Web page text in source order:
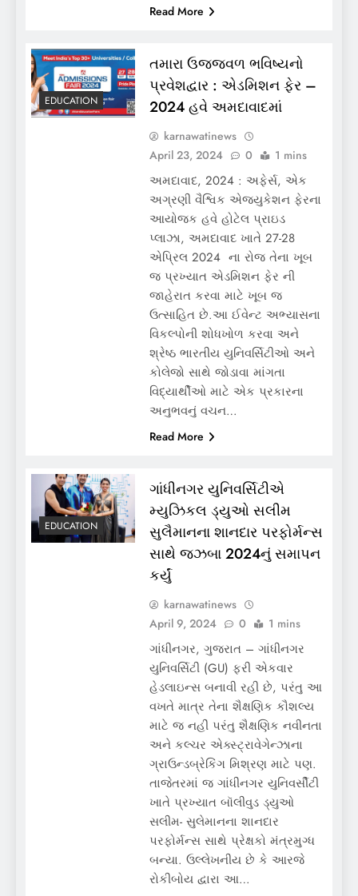
Read More
EDUCATION
તમારા ઉજ્જવળ ભવિષ્યનો
પ્રવેશદ્વાર : એડમિશન ફેર –
2024 હવે અમદાવાદમાં
karnawatinews
April 23, 2024
0 1 mins
અમદાવાદ, 2024 : અફેર્સ, એક
અગ્રણી વૈશ્વિક એજ્યુકેશન ફેરના
આયોજક હવે હોટેલ પ્રાઇડ
પ્લાઝા, અમદાવાદ ખાતે 27-28
એપ્રિલ 2024 ના રોજ તેના ખૂબ
જ પ્રખ્યાત એડમિશન ફેર ની
જાહેરાત કરવા માટે ખૂબ જ
ઉત્સાહિત છે.આ ઈવેન્ટ અભ્યાસના
વિકલ્પોની શોધખોળ કરવા અને
શ્રેષ્ઠ ભારતીય યુનિવર્સિટીઓ અને
કોલેજો સાથે જોડાવા માંગતા
વિદ્યાર્થીઓ માટે એક પ્રકારના
અનુભવનું વચન…
Read More
EDUCATION
ગાંધીનગર યુનિવર્સિટીએ
મ્યુઝિકલ ડ્યુઓ સલીમ
સુલૈમાનના શાનદાર પરફોર્મન્સ
સાથે જઝબા 2024નું સમાપન
કર્યું
karnawatinews
April 9, 2024
0 1 mins
ગાંધીનગર, ગુજરાત – ગાંધીનગર
યુનિવર્સિટી (GU) ફરી એકવાર
હેડલાઇન્સ બનાવી રહી છે, પરંતુ આ
વખતે માત્ર તેના શૈક્ષણિક કૌશલ્ય
માટે જ નહીં પરંતુ શૈક્ષણિક નવીનતા
અને કલ્ચર એક્સ્ટ્રાવેગેન્ઝાના
ગ્રાઉન્ડબ્રેકિંગ મિશ્રણ માટે પણ.
તાજેતરમાં જ ગાંધીનગર યુનિવર્સીટી
ખાતે પ્રખ્યાત બૉલીવુડ ડ્યુઓ
સલીમ- સુલેમાનના શાનદાર
પરફોર્મન્સ સાથે પ્રેક્ષકો મંત્રમુગ્ધ
બન્યા. ઉલ્લેખનીય છે કે આરજે
રોકીબોય દ્વારા આ…